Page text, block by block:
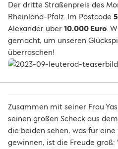
Der dritte Straßenpreis des
Rheinland-Pfalz. Im Postcode
Alexander über 10.000 Euro.
gemacht, um unseren
überraschen!
Zusammen mit seiner Frau
seinen großen Scheck aus
die beiden sehen, was für
gewinnen, ist die Freude groß: